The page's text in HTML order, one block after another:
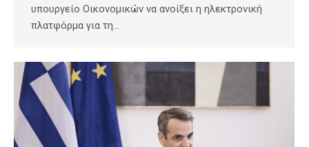
υπουργείο Οικονομικών να ανοίξει η ηλεκτρονική
πλατφόρμα για τη…